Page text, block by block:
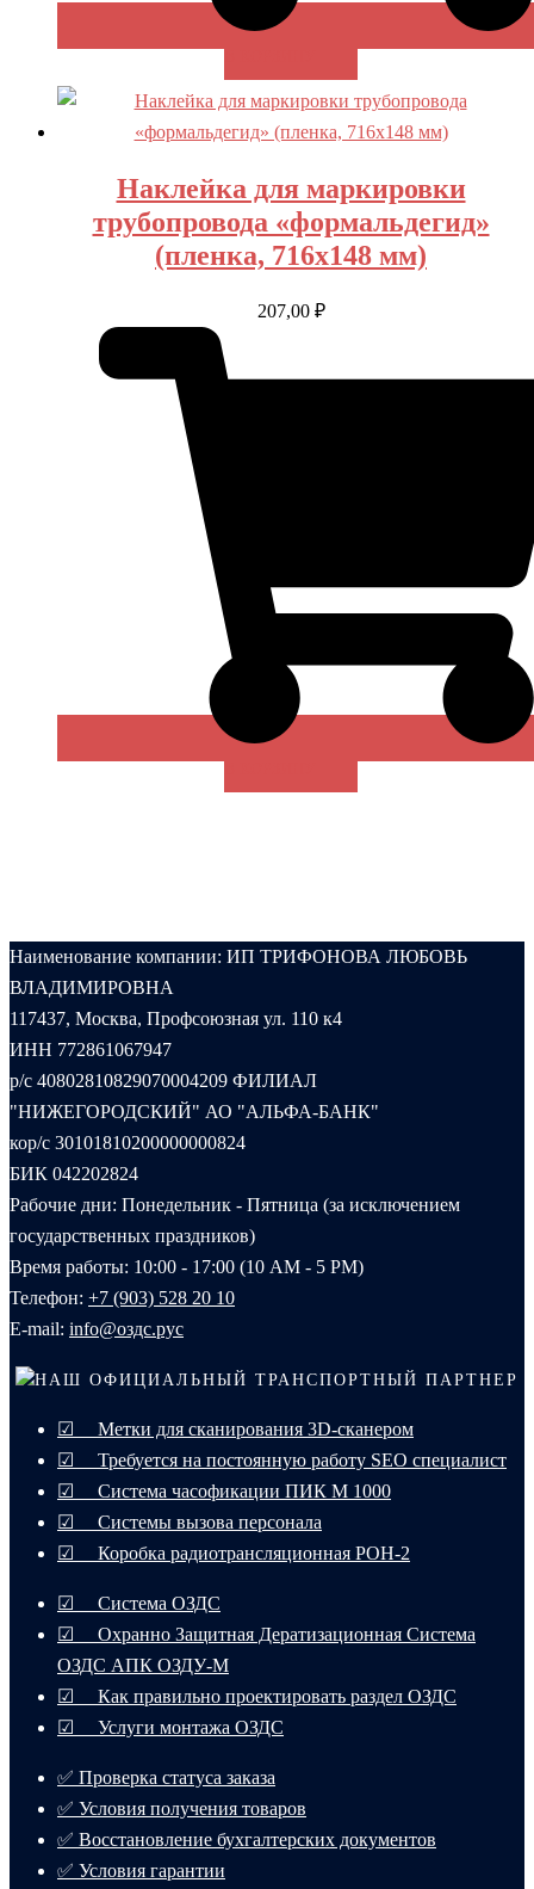
Наклейка для маркировки
трубопровода «формальдегид»
(пленка, 716х148 мм)
207,00 ₽
Наименование компании: ИП ТРИФОНОВА ЛЮБОВЬ
ВЛАДИМИРОВНА
117437, Москва, Профсоюзная ул. 110 к4
ИНН 772861067947
р/с 40802810829070004209 ФИЛИАЛ
"НИЖЕГОРОДСКИЙ" АО "АЛЬФА-БАНК"
кор/с 30101810200000000824
БИК 042202824
Рабочие дни: Понедельник - Пятница (за исключением
государственных праздников)
Время работы: 10:00 - 17:00 (10 AM - 5 PM)
Телефон: +7 (903) 528 20 10‬
E-mail: info@оздс.рус
НАШ ОФИЦИАЛЬНЫЙ ТРАНСПОРТНЫЙ ПАРТНЕР
☑ Метки для сканирования 3D-сканером
☑ Требуется на постоянную работу SEO специалист
☑ Система часофикации ПИК М 1000
☑ Системы вызова персонала
☑ Коробка радиотрансляционная РОН-2
☑ Система ОЗДС
☑ Охранно Защитная Дератизационная Система
ОЗДС АПК ОЗДУ-М
☑ Как правильно проектировать раздел ОЗДС
☑ Услуги монтажа ОЗДС
✅ Проверка статуса заказа
✅ Условия получения товаров
✅ Восстановление бухгалтерских документов
✅ Условия гарантии